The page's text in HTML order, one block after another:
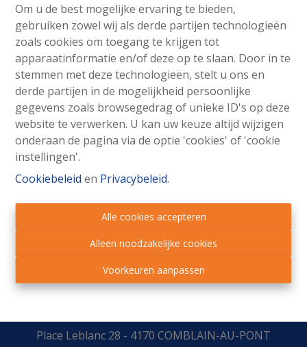
Om u de best mogelijke ervaring te bieden,
gebruiken zowel wij als derde partijen technologieën
zoals cookies om toegang te krijgen tot
apparaatinformatie en/of deze op te slaan. Door in te
stemmen met deze technologieën, stelt u ons en
derde partijen in de mogelijkheid persoonlijke
gegevens zoals browsegedrag of unieke ID's op deze
website te verwerken. U kan uw keuze altijd wijzigen
onderaan de pagina via de optie 'cookies' of 'cookie
instellingen'.
Cookiebeleid en Privacybeleid.
Alle cookies accepteren
Alleen noodzakelijke cookies
Voorkeuren aanpassen
Bouwgrond : 648 m² in woonzone met
landelijk karakter.
Rue des Marronniers , 4180 Comblain-Fairon|
Ref: 8335
€ 59.000
Place Leblanc 28 - 4170 COMBLAIN-AU-PONT